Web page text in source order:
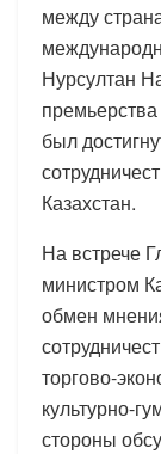
между
Нурсултан
был
Казахстан.
На встрече
министром
обмен
торгово-
культурно-
стороны